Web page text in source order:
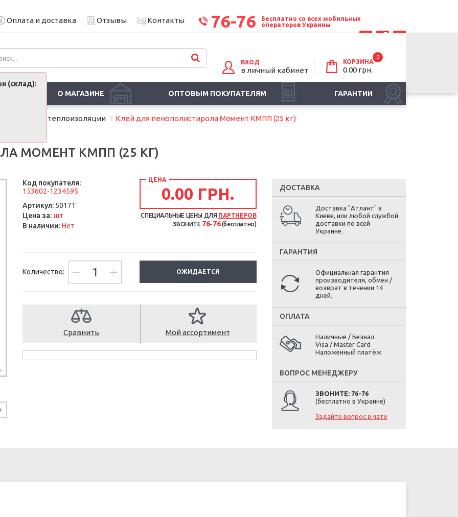
Оплата и доставка Отзывы Контакты 76-76
Бесплатно со всех мобильных
операторов Украины
(склад):
ВХОД
в личный кабинет
КОРЗИНА
0
0.00 грн.
О МАГАЗИНЕ ОПТОВЫМ ПОКУПАТЕЛЯМ ГАРАНТИИ
Клей для теплоизоляции Клей для пенополистирола Момент КМПП (25 кг)
МОМЕНТ КМПП (25 КГ)
Код покупателя:
153602-1234595
Артикул: 50171
Цена за: шт
В наличии:Нет
ЦЕНА
0.00 ГРН.
СПЕЦИАЛЬНЫЕ ЦЕНЫ ДЛЯ ПАРТНЕРОВ
ЗВОНИТЕ 76-76(бесплатно)
Количество: ОЖИДАЕТСЯ
Сравнить Мой ассортимент
ДОСТАВКА
Доставка "Атлант" в
Киеве, или любой службой
доставки по всей
Украине.
ГАРАНТИЯ
Официальная гарантия
производителя, обмен /
возврат в течении 14
дней.
ОПЛАТА
Наличные / Безнал
Visa / Master Card
Наложенный платёж
ВОПРОС МЕНЕДЖЕРУ
ЗВОНИТЕ: 76-76
(бесплатно в Украине)
Задайте вопрос в чате